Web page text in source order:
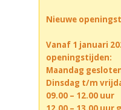
Nieuwe
Vanaf 1 januari
openingstijden:
Maandag
Dinsdag t/m
09.00 – 12.00 uur